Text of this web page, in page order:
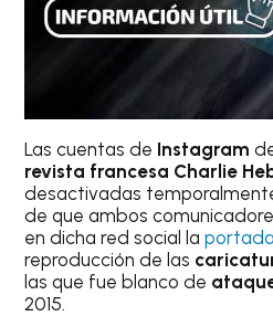
Las cuentas de Instagram
revista francesa Charlie
desactivadas
de que ambos
en dicha red social la
reproducción de las
las que fue blanco de
2015.